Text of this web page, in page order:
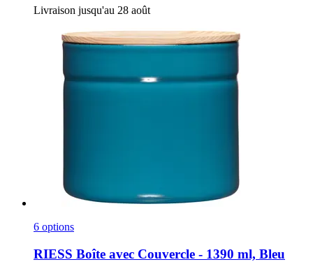
Livraison jusqu'au 28 août
6 options
RIESS Boîte avec Couvercle -​ 1390 ml, Bleu